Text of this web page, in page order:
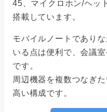
45、マイクロホン/ヘッ
搭載しています。
モバイルノートであり
いる点は便利で、会議
です。
周辺機器を複数つなぎ
高い構成です。